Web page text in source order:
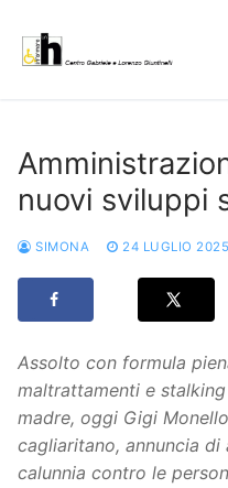
contenuto
nuovi sviluppi
SIMONA 24 LUGLIO 2025
Assolto con formula
maltrattamenti e
madre, oggi Gigi
cagliaritano, annuncia
calunnia contro le